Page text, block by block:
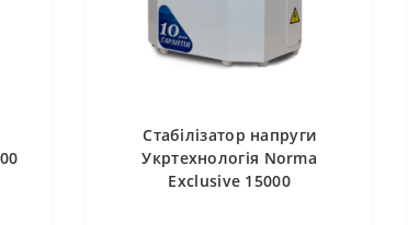
Стабілізатор напруги
Укртехнологія Norma
Exclusive 15000